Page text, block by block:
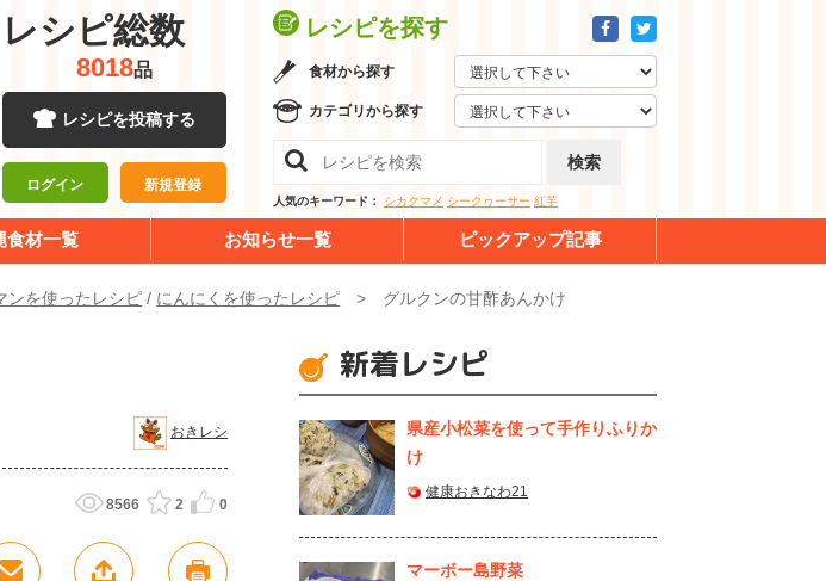
レシピ総数
8018品
レシピを投稿する
ログイン 新規登録
レシピを探す
食材から探す
カテゴリから探す
検索
人気のキーワード： シカクマメ シークヮーサー 紅芋
食材一覧 お知らせ一覧 ピックアップ記事
ンを使ったレシピ / にんにくを使ったレシピ グルクンの甘酢あんかけ
おきレシ
8566 2 0
新着レシピ
県産⼩松菜を使って⼿作りふりか
け
健康おきなわ21
マーボー島野菜